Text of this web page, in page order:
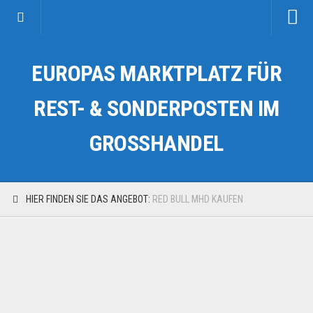
Kategorien
Auto & Motorrad
Fahrzeuge & Transport
EUROPAS MARKTPLATZ FÜR
REST- & SONDERPOSTEN IM
GROSSHANDEL
HIER FINDEN SIE DAS ANGEBOT: RED BULL MHD KAUFEN